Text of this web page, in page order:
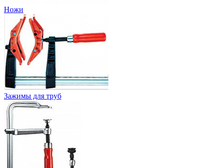
Ножи
Зажимы для труб